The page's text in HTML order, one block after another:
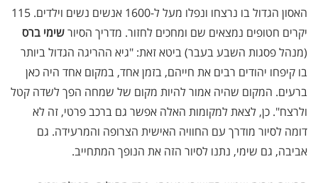
האסון הגדול בו נרצחו ונפלו מעל ל-1600 אנשים נשים וילדים. 115
יקרים חטופים נמצאים שם ומחכים לחזור. מדריך הסיורשימי ברס
(מנהל פסגות השבע בעבר) ביטא זאת: "גיא ההריגה הגדול ביותר
בו קיפחו יהודים רבים את חייהם, בזמן אחד, במקום אחד היה כאן
ברעים. המקום שהיה אמור להיות מקום של שמחה הפך לשדה קטל
ולרצח". כן, לצאת למקומות האלה אפשר גם ברכב פרטי, זה לא
דומה לסיור מודרך עם החוויה האישית הצרופה והמרעידה. גם
אביבה, גם שימי, נתנו לסיור הזה את הנופך המתחייב.